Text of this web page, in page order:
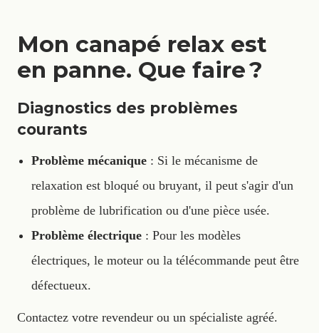
Mon canapé relax est
en panne. Que faire ?
Diagnostics des problèmes
courants
Problème mécanique : Si le mécanisme de
relaxation est bloqué ou bruyant, il peut s'agir d'un
problème de lubrification ou d'une pièce usée.
Problème électrique : Pour les modèles
électriques, le moteur ou la télécommande peut être
défectueux.
Contactez votre revendeur ou un spécialiste agréé.